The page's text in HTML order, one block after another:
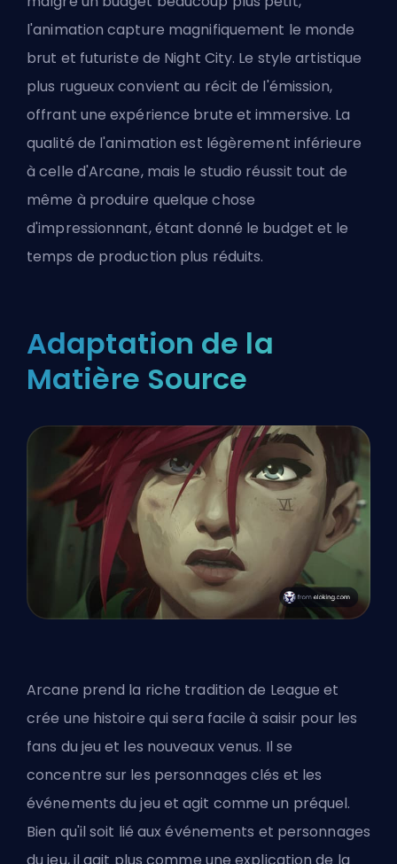
l'animation capture magnifiquement le monde
brut et futuriste de Night City. Le style artistique
plus rugueux convient au récit de l'émission,
offrant une expérience brute et immersive. La
qualité de l'animation est légèrement inférieure
à celle d'Arcane, mais le studio réussit tout de
même à produire quelque chose
d'impressionnant, étant donné le budget et le
temps de production plus réduits.
Adaptation de la
Matière Source
Arcane prend la riche tradition de League et
crée une histoire qui sera facile à saisir pour les
fans du jeu et les nouveaux venus. Il se
concentre sur les personnages clés et les
événements du jeu et agit comme un préquel.
Bien qu'il soit lié aux événements et personnages